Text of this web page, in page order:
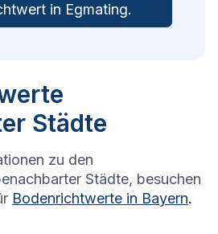
in Egmating.
Städte
zu den
Städte, besuchen
Bodenrichtwerte in Bayern.